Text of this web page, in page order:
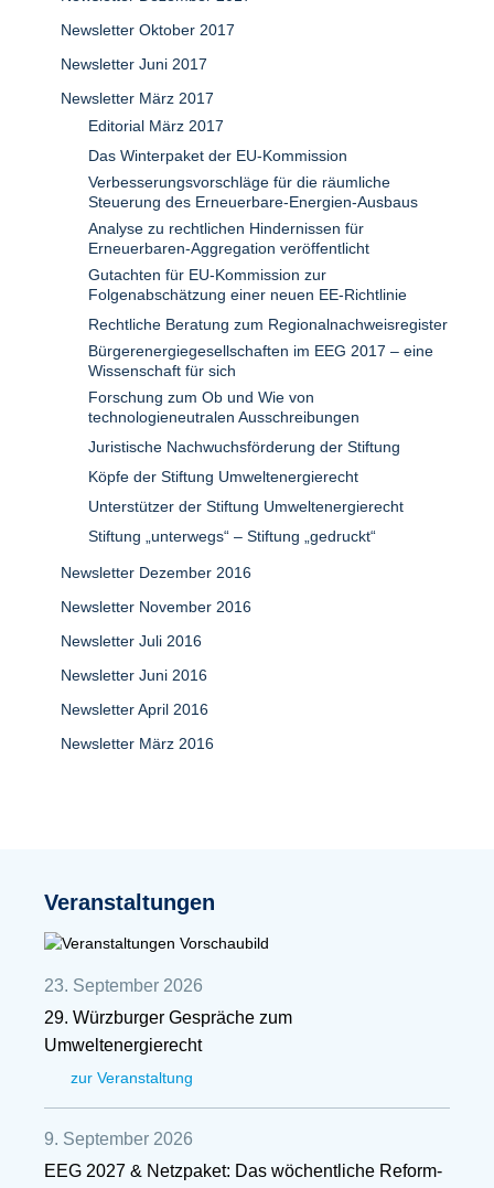
Newsletter Oktober 2017
Newsletter Juni 2017
Newsletter März 2017
Editorial März 2017
Das Winterpaket der EU-Kommission
Verbesserungsvorschläge für die räumliche
Steuerung des Erneuerbare-Energien-Ausbaus
Analyse zu rechtlichen Hindernissen für
Erneuerbaren-Aggregation veröffentlicht
Gutachten für EU-Kommission zur
Folgenabschätzung einer neuen EE-Richtlinie
Rechtliche Beratung zum Regionalnachweisregister
Bürgerenergiegesellschaften im EEG 2017 – eine
Wissenschaft für sich
Forschung zum Ob und Wie von
technologieneutralen Ausschreibungen
Juristische Nachwuchsförderung der Stiftung
Köpfe der Stiftung Umweltenergierecht
Unterstützer der Stiftung Umweltenergierecht
Stiftung „unterwegs“ – Stiftung „gedruckt“
Newsletter Dezember 2016
Newsletter November 2016
Newsletter Juli 2016
Newsletter Juni 2016
Newsletter April 2016
Newsletter März 2016
Veranstaltungen
23. September 2026
29. Würzburger Gespräche zum
Umweltenergierecht
zur Veranstaltung
9. September 2026
EEG 2027 & Netzpaket: Das wöchentliche Reform-